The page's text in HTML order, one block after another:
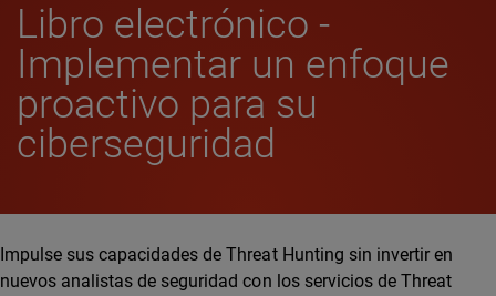
Libro electrónico -
Implementar un enfoque
proactivo para su
ciberseguridad
Impulse sus capacidades de Threat Hunting sin invertir en
nuevos analistas de seguridad con los servicios de Threat